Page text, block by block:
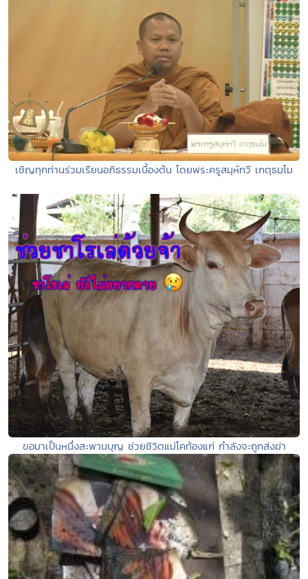
เชิญทุกท่านร่วมเรียนอภิธรรมเบื้องต้น โดยพระครูสมุห์ทวี เกตุธมฺโม
ขอมาเป็นหนึ่งสะพานบุญ ช่วยชีวิตแม่โคท้องแก่ กำลังจะถูกส่งฆ่า